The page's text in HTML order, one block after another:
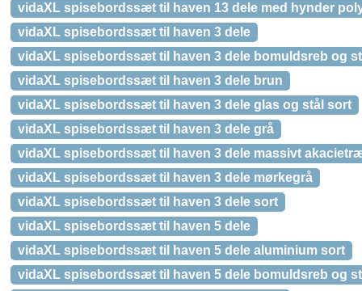
vidaXL spisebordssæt til haven 13 dele med hynder
vidaXL spisebordssæt til haven 3 dele
vidaXL spisebordssæt til haven 3 dele bomuldsreb og
vidaXL spisebordssæt til haven 3 dele brun
vidaXL spisebordssæt til haven 3 dele glas og stål sort
vidaXL spisebordssæt til haven 3 dele grå
vidaXL spisebordssæt til haven 3 dele massivt
vidaXL spisebordssæt til haven 3 dele mørkegrå
vidaXL spisebordssæt til haven 3 dele sort
vidaXL spisebordssæt til haven 5 dele
vidaXL spisebordssæt til haven 5 dele aluminium sort
vidaXL spisebordssæt til haven 5 dele bomuldsreb og